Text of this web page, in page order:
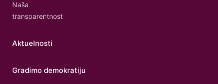
Naša
transparentnost
Aktuelnosti
Gradimo demokratiju